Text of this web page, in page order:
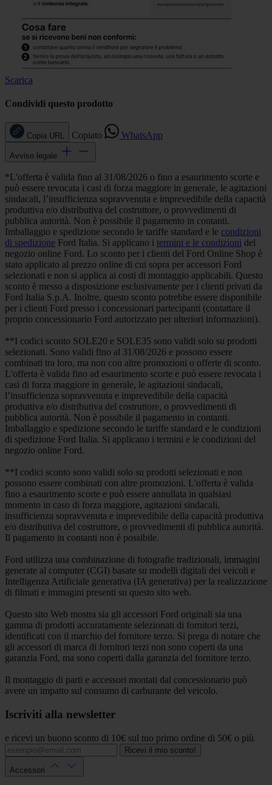
Scarica
Condividi questo prodotto
Copia URL Copiato WhatsApp
Avviso legale
*L'offerta è valida fino al 31/08/2026 o fino a esaurimento scorte e
può essere revocata i casi di forza maggiore in generale, le agitazioni
sindacali, l’insufficienza sopravvenuta e imprevedibile della capacità
produttiva e/o distributiva del costruttore, o provvedimenti di
pubblica autorità. Non è possibile il pagamento in contanti.
Imballaggio e spedizione secondo le tariffe standard e le condizioni
di spedizione Ford Italia. Si applicano i termini e le condizioni del
negozio online Ford. Lo sconto per i clienti del Ford Online Shop è
stato applicato al prezzo online di cui sopra per accessori Ford
selezionati e non si applica ai costi di montaggio applicabili. Questo
sconto è messo a disposizione esclusivamente per i clienti privati da
Ford Italia S.p.A. Inoltre, questo sconto potrebbe essere disponibile
per i clienti Ford presso i concessionari partecipanti (contattare il
proprio concessionario Ford autorizzato per ulteriori informazioni).
**I codici sconto SOLE20 e SOLE35 sono validi solo su prodotti
selezionati. Sono validi fino al 31/08/2026 e possono essere
combinati tra loro, ma non con altre promozioni o offerte di sconto.
L'offerta è valida fino ad esaurimento scorte e può essere revocata i
casi di forza maggiore in generale, le agitazioni sindacali,
l’insufficienza sopravvenuta e imprevedibile della capacità
produttiva e/o distributiva del costruttore, o provvedimenti di
pubblica autorità. Non è possibile il pagamento in contanti.
Imballaggio e spedizione secondo le tariffe standard e le condizioni
di spedizione Ford Italia. Si applicano i termini e le condizioni del
negozio online Ford.
**I codici sconto sono validi solo su prodotti selezionati e non
possono essere combinati con altre promozioni. L'offerta è valida
fino a esaurimento scorte e può essere annullata in qualsiasi
momento in caso di forza maggiore, agitazioni sindacali,
insufficienza sopravvenuta e imprevedibile della capacità produttiva
e/o distributiva del costruttore, o provvedimenti di pubblica autorità.
Il pagamento in contanti non è possibile.
Ford utilizza una combinazione di fotografie tradizionali, immagini
generate al computer (CGI) basate su modelli digitali dei veicoli e
Intelligenza Artificiale generativa (IA generativa) per la realizzazione
di filmati e immagini presenti su questo sito web.
Questo sito Web mostra sia gli accessori Ford originali sia una
gamma di prodotti accuratamente selezionati di fornitori terzi,
identificati con il marchio del fornitore terzo. Si prega di notare che
gli accessori di marca di fornitori terzi non sono coperti da una
garanzia Ford, ma sono coperti dalla garanzia del fornitore terzo.
Il montaggio di parti e accessori montati dal concessionario può
avere un impatto sul consumo di carburante del veicolo.
Iscriviti alla newsletter
e ricevi un buono sconto di 10€ sul tuo primo ordine di 50€ o più
Ricevi il mio sconto!
Accessori